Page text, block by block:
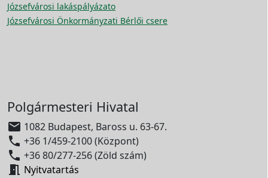
Józsefvárosi lakáspályázato
Józsefvárosi Önkormányzati Bérlői csere
Polgármesteri Hivatal
 1082 Budapest, Baross u. 63-67.
 +36 1/459-2100 (Központ)
 +36 80/277-256 (Zöld szám)
 Nyitvatartás